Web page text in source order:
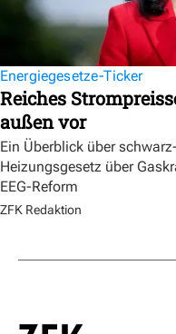
Energiegesetze-Ticker
Reiches
außen vor
Ein Überblick über
Heizungsgesetz über
EEG-Reform
ZFK Redaktion